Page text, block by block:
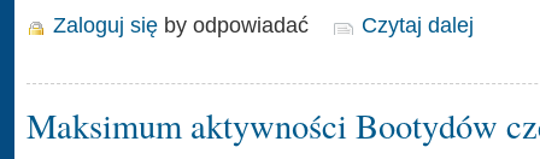
Zaloguj się by odpowiadać Czytaj dalej
Maksimum aktywności Bootydów